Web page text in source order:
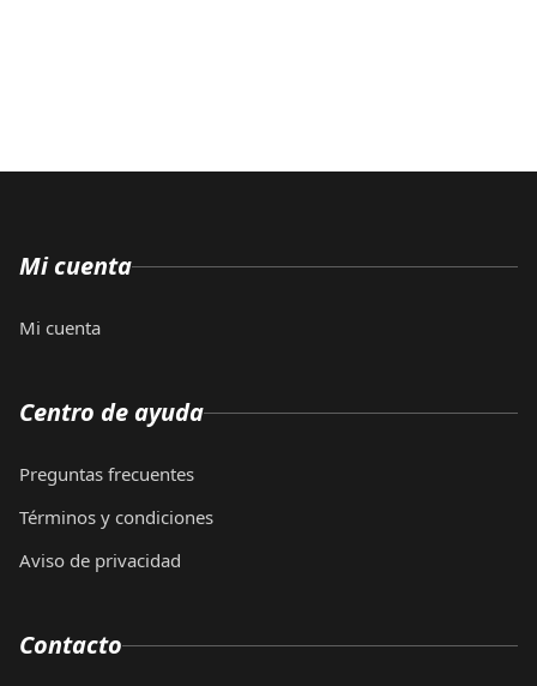
Mi cuenta
Mi cuenta
Centro de ayuda
Preguntas frecuentes
Términos y condiciones
Aviso de privacidad
Contacto